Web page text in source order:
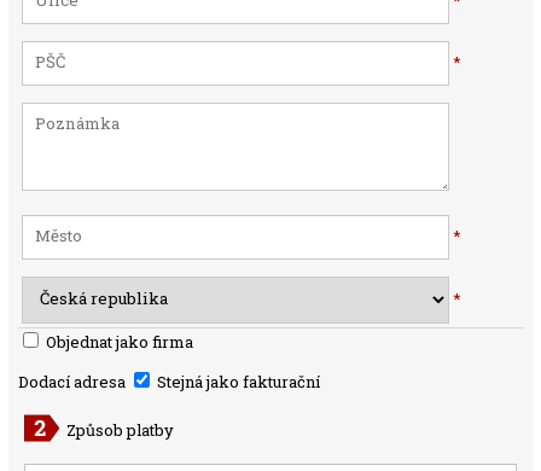
*
*
*
Objednat jako firma
Dodací adresa
Stejná jako fakturační
Způsob platby